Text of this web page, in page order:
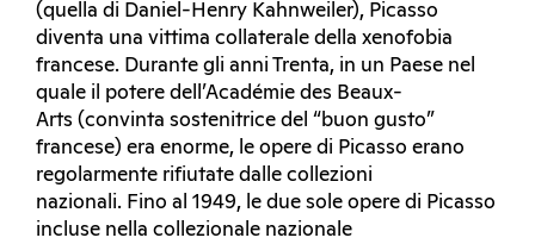
(quella di Daniel-Henry Kahnweiler), Picasso
diventa una vittima collaterale della xenofobia
francese. Durante gli anni Trenta, in un Paese nel
quale il potere dell’Académie des Beaux-
Arts (convinta sostenitrice del “buon gusto”
francese) era enorme, le opere di Picasso erano
regolarmente rifiutate dalle collezioni
nazionali. Fino al 1949, le due sole opere di Picasso
incluse nella collezionale nazionale